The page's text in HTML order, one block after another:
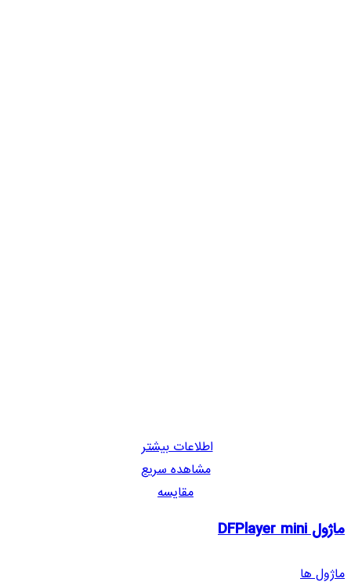
اطلاعات بیشتر
مشاهده سریع
مقایسه
ماژول DFPlayer mini
ماژول ها